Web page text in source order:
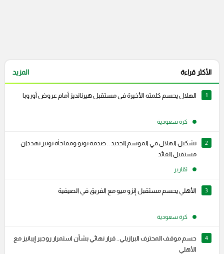
الأكثر قراءة المزيد
1 الهلال يحسم كلمته الأخيرة في مستقبل هيرنانديز أمام عروض أوروبا
كرة سعودية
2
تشكيل الهلال في الموسم الجديد .. صدمة بونو ومفاجأة نونيز تهددان
مستقبل القائد
تقارير
3 الأهلي يحسم مستقبل إنزو ميو مع الفريق في الصيفية
كرة سعودية
4
حسم موقف المحترف البرازيلي.. قرار نهائي بشأن استمرار روجير إيبانيز مع
الأهلي